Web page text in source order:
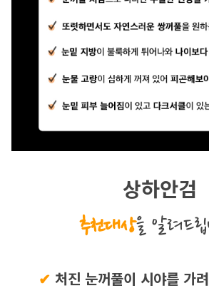
상하안검
추천대상을 알려드
✔ 처진 눈꺼풀이 시야를 가려